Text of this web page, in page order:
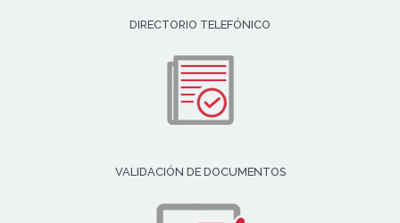
DIRECTORIO TELEFÓNICO
VALIDACIÓN DE DOCUMENTOS